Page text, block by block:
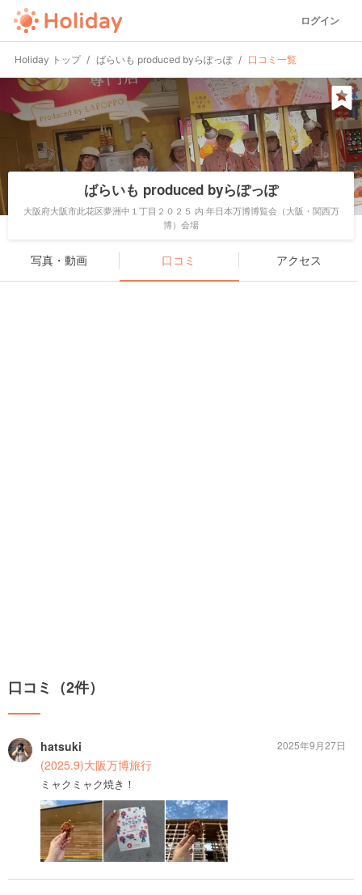
ログイン
Holiday トップ ばらいも produced byらぽっぽ 口コミ一覧
ばらいも produced byらぽっぽ
大阪府大阪市此花区夢洲中１丁目２０２５ 内 年日本万博博覧会（大阪・関西万
博）会場
写真・動画 口コミ アクセス
口コミ（2件）
hatsuki
(2025.9)大阪万博旅行
ミャクミャク焼き！
2025年9月27日